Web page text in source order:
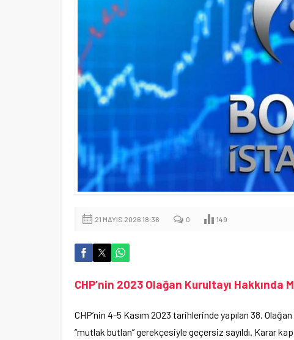
21 MAYIS 2026 18:36 0 149
CHP’nin 2023 Olağan Kurultayı Hakkında
CHP’nin 4-5 Kasım 2023 tarihlerinde yapılan 38.
“mutlak butlan” gerekçesiyle geçersiz sayıldı. Karar